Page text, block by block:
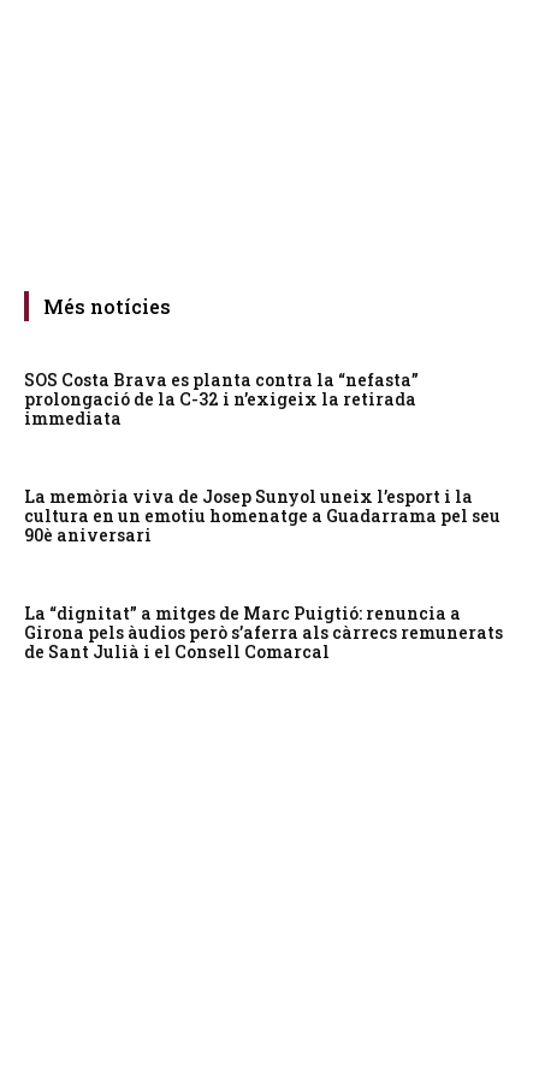
Més notícies
SOS Costa Brava es planta contra la “nefasta”
prolongació de la C-32 i n’exigeix la retirada
immediata
La memòria viva de Josep Sunyol uneix l’esport i la
cultura en un emotiu homenatge a Guadarrama pel seu
90è aniversari
La “dignitat” a mitges de Marc Puigtió: renuncia a
Girona pels àudios però s’aferra als càrrecs remunerats
de Sant Julià i el Consell Comarcal